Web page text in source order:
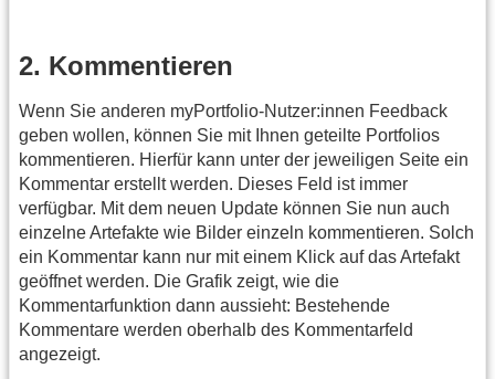
2. Kommentieren
Wenn Sie anderen myPortfolio-Nutzer:innen Feedback
geben wollen, können Sie mit Ihnen geteilte Portfolios
kommentieren. Hierfür kann unter der jeweiligen Seite ein
Kommentar erstellt werden. Dieses Feld ist immer
verfügbar. Mit dem neuen Update können Sie nun auch
einzelne Artefakte wie Bilder einzeln kommentieren. Solch
ein Kommentar kann nur mit einem Klick auf das Artefakt
geöffnet werden. Die Grafik zeigt, wie die
Kommentarfunktion dann aussieht: Bestehende
Kommentare werden oberhalb des Kommentarfeld
angezeigt.